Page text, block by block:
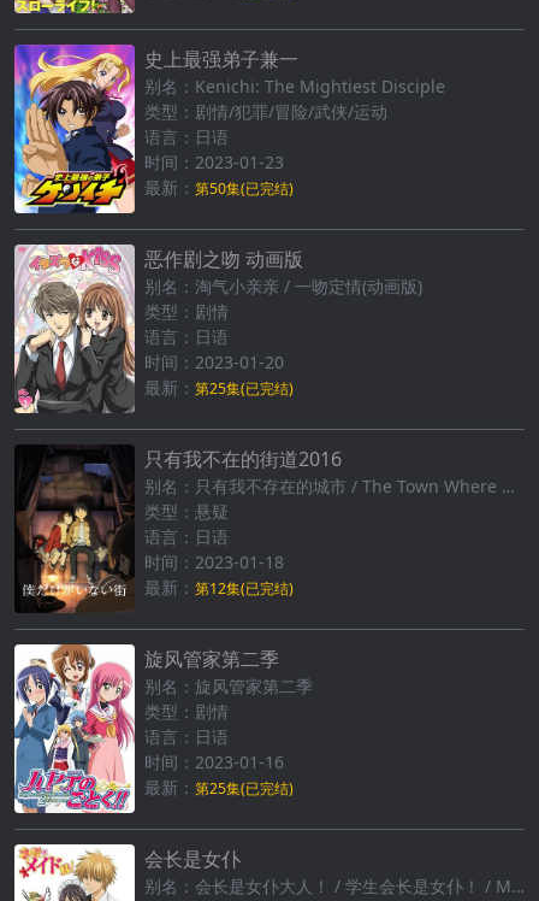
史上最强弟子兼一
别名：Kenichi: The Mightiest Disciple
类型：剧情/犯罪/冒险/武侠/运动
语言：日语
时间：2023-01-23
最新： 第50集(已完结)
恶作剧之吻 动画版
别名：淘气小亲亲 / 一吻定情(动画版)
类型：剧情
语言：日语
时间：2023-01-20
最新： 第25集(已完结)
只有我不在的街道2016
别名：只有我不存在的城市 / The Town Where Only I Am Missing / Boku dake ga Inai Machi / Erased
类型：悬疑
语言：日语
时间：2023-01-18
最新： 第12集(已完结)
旋风管家第二季
别名：旋风管家第二季
类型：剧情
语言：日语
时间：2023-01-16
最新： 第25集(已完结)
会长是女仆
别名：会长是女仆大人！ / 学生会长是女仆！ / Maid-sama!